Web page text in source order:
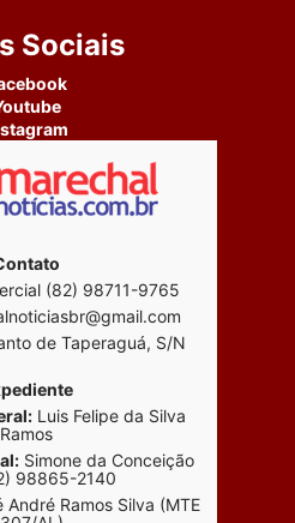
Sociais
(82) 98711-9765
de Taperaguá, S/N
Luis Felipe da Silva
Ramos
Simone da Conceição
98865-2140
Ramos Silva (MTE